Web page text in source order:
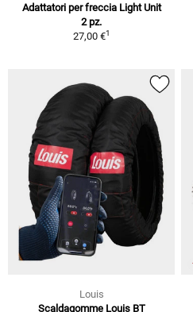
Adattatori per freccia Light Unit
2 pz.
27,00 €1
Louis
Scaldagomme Louis BT